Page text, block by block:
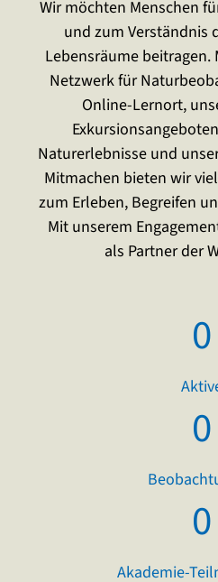
Wir möchten Menschen
und zum Verständnis
Lebensräume
Netzwerk für
Online-Lernort,
Naturerlebnisse und
Mitmachen bieten wir
zum Erleben, Begreifen
Mit unserem
als Partner der
0
0
0
Akademie-